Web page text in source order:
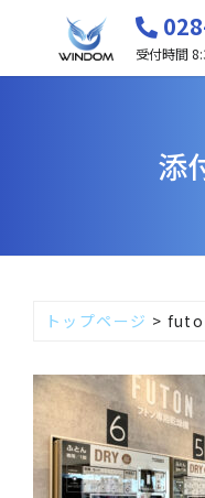
受付時間
添
トップページ >